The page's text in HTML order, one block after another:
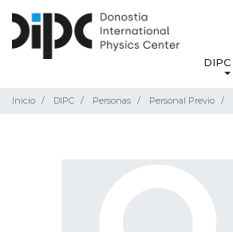
DIPC
Inicio DIPC Personas Personal Previo